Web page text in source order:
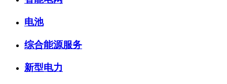
电池
综合能源服务
新型电力